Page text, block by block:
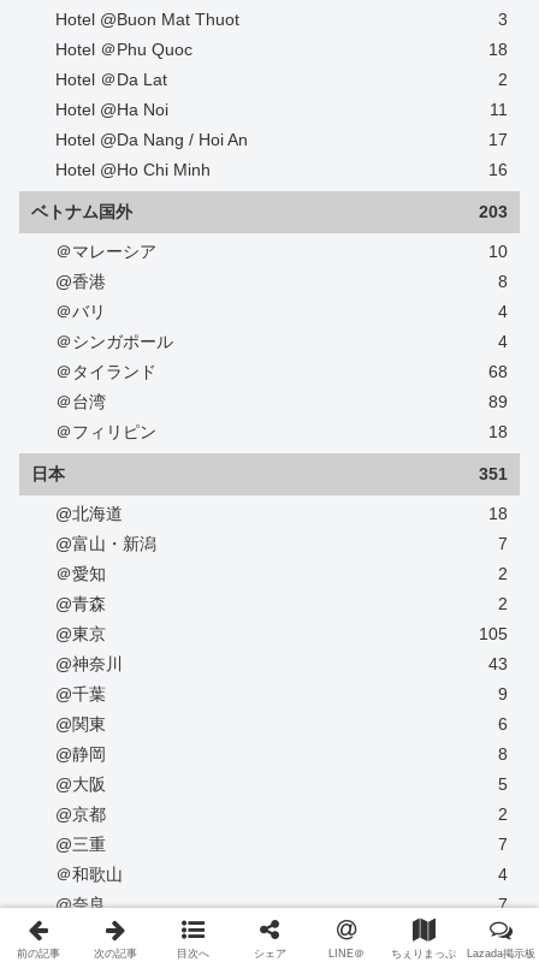
Hotel @Buon Mat Thuot
3
Hotel ＠Phu Quoc
18
Hotel ＠Da Lat
2
Hotel @Ha Noi
11
Hotel @Da Nang / Hoi An
17
Hotel @Ho Chi Minh
16
ベトナム国外 203
＠マレーシア
10
@香港
8
＠バリ
4
＠シンガポール
4
＠タイランド
68
＠台湾
89
＠フィリピン
18
日本 351
@北海道
18
@富山・新潟
7
＠愛知
2
@青森
2
@東京
105
@神奈川
43
@千葉
9
@関東
6
@静岡
8
@大阪
5
@京都
2
@三重
7
＠和歌山
4
@奈良
7
7
@広島・福山市
6
前の記事 次の記事 目次へ シェア LINE＠ ちぇりまっぷ Lazada掲示板